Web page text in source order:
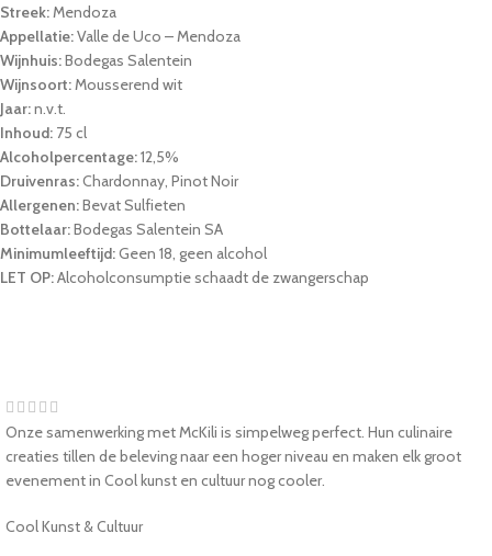
Streek: Mendoza
Appellatie:Valle de Uco – Mendoza
Wijnhuis:Bodegas Salentein
Wijnsoort: Mousserend wit
Jaar:n.v.t.
Inhoud: 75 cl
Alcoholpercentage:12,5%
Druivenras:Chardonnay, Pinot Noir
Allergenen:Bevat Sulfieten
Bottelaar:Bodegas Salentein SA
Minimumleeftijd:Geen 18, geen alcohol
LET OP:Alcoholconsumptie schaadt de zwangerschap
Onze samenwerking met McKili is simpelweg perfect. Hun culinaire
creaties tillen de beleving naar een hoger niveau en maken elk groot
evenement in Cool kunst en cultuur nog cooler.
Cool Kunst & Cultuur